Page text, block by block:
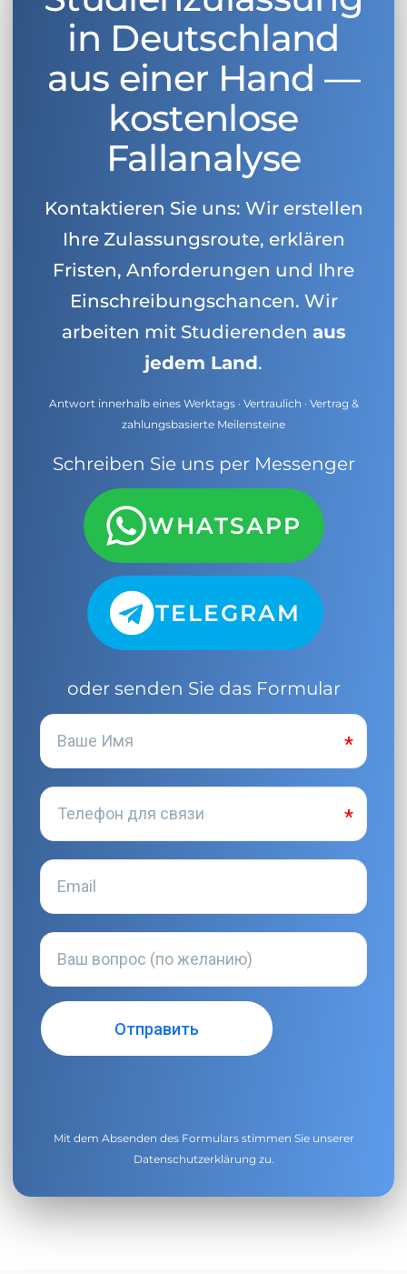
in Deutschland
aus einer Hand —
kostenlose
Fallanalyse
Kontaktieren Sie uns: Wir erstellen
Ihre Zulassungsroute, erklären
Fristen, Anforderungen und Ihre
Einschreibungschancen. Wir
arbeiten mit Studierenden aus
jedem Land.
Antwort innerhalb eines Werktags · Vertraulich · Vertrag &
zahlungsbasierte Meilensteine
Schreiben Sie uns per Messenger
WHATSAPP
TELEGRAM
oder senden Sie das Formular
Mit dem Absenden des Formulars stimmen Sie unserer
Datenschutzerklärung zu.